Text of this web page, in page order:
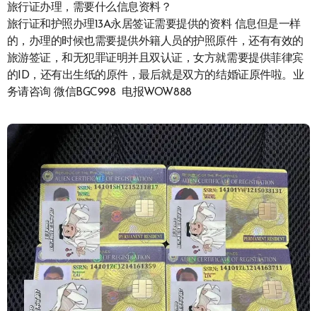
旅行证办理，需要什么信息资料？
旅行证和护照办理13A永居签证需要提供的资料 信息但是一样
的，办理的时候也需要提供外籍人员的护照原件，还有有效的
旅游签证，和无犯罪证明并且双认证，女方就需要提供菲律宾
的ID，还有出生纸的原件，最后就是双方的结婚证原件啦。业
务请咨询 微信BGC998 电报WOW888